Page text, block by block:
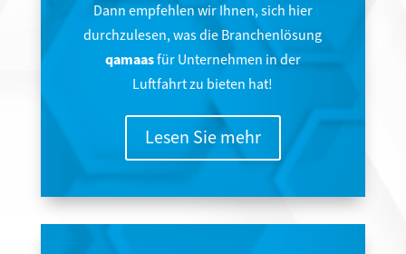
Dann empfehlen wir Ihnen, sich hier
durchzulesen, was die Branchenlösung
qamaasfür Unternehmen in der
Luftfahrt zu bieten hat!
Lesen Sie mehr